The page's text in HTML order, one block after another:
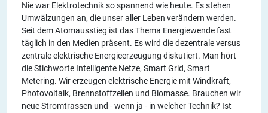
Nie war Elektrotechnik so spannend wie heute. Es stehen
Umwälzungen an, die unser aller Leben verändern werden.
Seit dem Atomausstieg ist das Thema Energiewende fast
täglich in den Medien präsent. Es wird die dezentrale versus
zentrale elektrische Energieerzeugung diskutiert. Man hört
die Stichworte Intelligente Netze, Smart Grid, Smart
Metering. Wir erzeugen elektrische Energie mit Windkraft,
Photovoltaik, Brennstoffzellen und Biomasse. Brauchen wir
neue Stromtrassen und - wenn ja - in welcher Technik? Ist